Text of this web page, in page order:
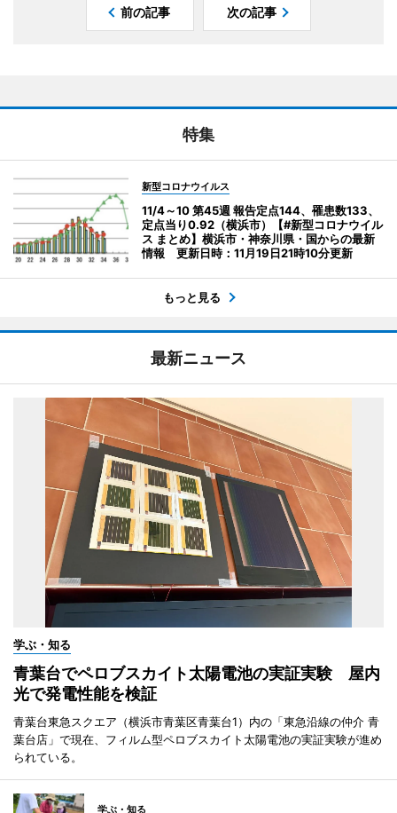
前の記事 次の記事
特集
新型コロナウイルス
11/4～10 第45週 報告定点144、罹患数133、
定点当り0.92（横浜市）【#新型コロナウイル
ス まとめ】横浜市・神奈川県・国からの最新
情報 更新日時：11月19日21時10分更新
もっと見る
最新ニュース
学ぶ・知る
青葉台でペロブスカイト太陽電池の実証実験 屋内
光で発電性能を検証
青葉台東急スクエア（横浜市青葉区青葉台1）内の「東急沿線の仲介 青
葉台店」で現在、フィルム型ペロブスカイト太陽電池の実証実験が進め
られている。
学ぶ・知る